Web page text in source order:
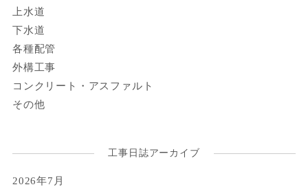
上水道
下水道
各種配管
外構工事
コンクリート・アスファルト
その他
工事日誌アーカイブ
2026年7月